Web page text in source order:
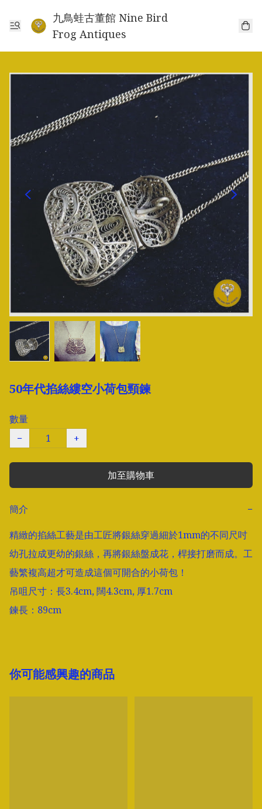
九鳥蛙古董館 Nine Bird
Frog Antiques
50年代掐絲縷空小荷包頸鍊
數量
−
+
加至購物車
簡介
−
精緻的掐絲工藝是由工匠將銀絲穿過細於1mm的不同尺吋
幼孔拉成更幼的銀絲，再將銀絲盤成花，桿接打磨而成。工
藝繁複高超才可造成這個可開合的小荷包！
吊咀尺寸：長3.4cm, 闊4.3cm, 厚1.7cm
鍊長：89cm
你可能感興趣的商品